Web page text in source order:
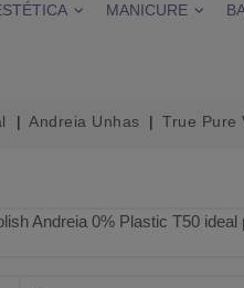
MANICURE
Andreia Unhas True Pure